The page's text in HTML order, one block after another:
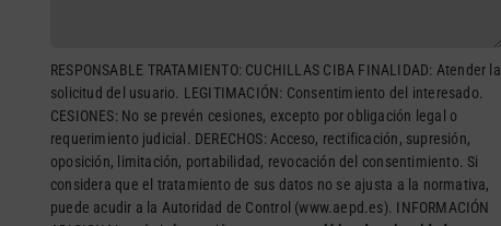
RESPONSABLE TRATAMIENTO: CUCHILLAS CIBA FINALIDAD: Atender la
solicitud del usuario. LEGITIMACIÓN: Consentimiento del interesado.
CESIONES: No se prevén cesiones, excepto por obligación legal o
requerimiento judicial. DERECHOS: Acceso, rectificación, supresión,
oposición, limitación, portabilidad, revocación del consentimiento. Si
considera que el tratamiento de sus datos no se ajusta a la normativa,
puede acudir a la Autoridad de Control (www.aepd.es). INFORMACIÓN